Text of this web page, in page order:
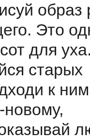
образ
Это
для
старых
к ним